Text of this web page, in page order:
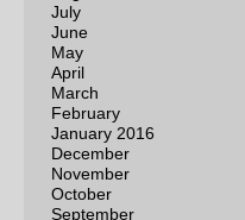
July
June
May
April
March
February
January 2016
December
November
October
September